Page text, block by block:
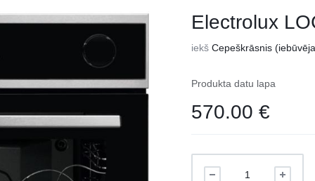
Electrolux
iekšCepeškrāsnis
Produkta datu lapa
570.00€